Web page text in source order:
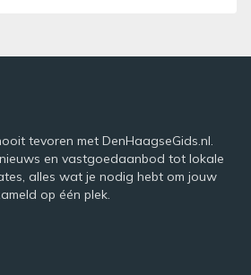
tevoren met DenHaagseGids.nl.
en vastgoedaanbod tot lokale
alles wat je nodig hebt om jouw
op één plek.